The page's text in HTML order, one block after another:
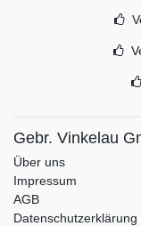
Gebr. Vinkelau
Über uns
Impressum
AGB
Datenschutzerklärung